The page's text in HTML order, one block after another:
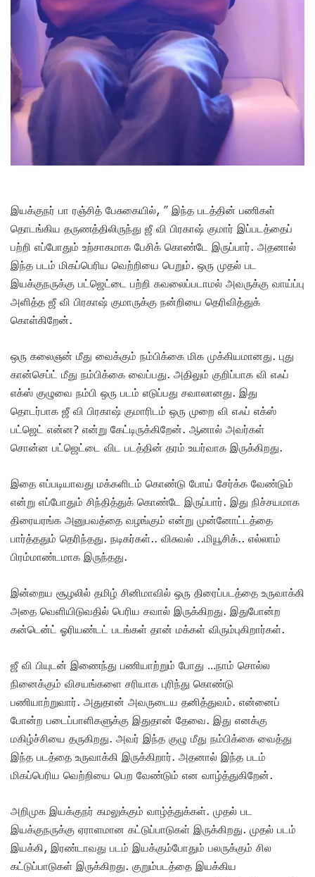
இயக்குநர் பா ரஞ்சித் பேசுகையில், ” இந்த படத்தின் பணிகள்
தொடங்கிய தருணத்திலிருந்து ஜீ வி பிரகாஷ் குமார் இப்படத்தைப்
பற்றி எப்போதும் உற்சாகமாக பேசிக் கொண்டே இருப்பார். அதனால்
இந்த படம் மிகப்பெரிய வெற்றியை பெறும். ஒரு முதல் பட
இயக்குநருக்கு பட்ஜெட்டை பற்றி கவலைப்படாமல் அவருக்கு வாய்ப்பு
அளித்த ஜீ வி பிரகாஷ் குமாருக்கு நன்றியை தெரிவித்துக்
கொள்கிறேன்.
ஒரு கலைஞன் மீது வைக்கும் நம்பிக்கை மிக முக்கியமானது. புது
கான்செப்ட் மீது நம்பிக்கை வைப்பது. அதிலும் குறிப்பாக வி எஃப்
எக்ஸ் குழுவை நம்பி ஒரு படம் எடுப்பது சவாலானது. இது
தொடர்பாக ஜீ வி பிரகாஷ் குமாரிடம் ஒரு முறை வி எஃப் எக்ஸ்
பட்ஜெட் என்ன? என்று கேட்டிருக்கிறேன். ஆனால் அவர்கள்
சொன்ன பட்ஜெட்டை விட படத்தின் தரம் உயர்வாக இருக்கிறது.
இதை எப்படியாவது மக்களிடம் கொண்டு போய் சேர்க்க வேண்டும்
என்று எப்போதும் சிந்தித்துக் கொண்டே இருப்பார். இது நிச்சயமாக
திரையரங்க அனுபவத்தை வழங்கும் என்று முன்னோட்டத்தை
பார்த்ததும் தெரிந்தது. நடிகர்கள்.. விசுவல் ..மியூசிக்.. எல்லாம்
பிரம்மாண்டமாக இருந்தது.
இன்றைய சூழலில் தமிழ் சினிமாவில் ஒரு திரைப்படத்தை உருவாக்கி
அதை வெளியிடுவதில் பெரிய சவால் இருக்கிறது. இதுபோன்ற
கன்டென்ட் ஓரியண்டட் படங்கள் தான் மக்கள் விரும்புகிறார்கள்.
ஜீ வி பியுடன் இணைந்து பணியாற்றும் போது …நாம் சொல்ல
நினைக்கும் விசயங்களை சரியாக புரிந்து கொண்டு
பணியாற்றுவார். அதுதான் அவருடைய தனித்துவம். என்னைப்
போன்ற படைப்பாளிகளுக்கு இதுதான் தேவை. இது எனக்கு
மகிழ்ச்சியை தருகிறது. அவர் இந்த குழு மீது நம்பிக்கை வைத்து
இந்த படத்தை உருவாக்கி இருக்கிறார். அதனால் இந்த படம்
மிகப்பெரிய வெற்றியை பெற வேண்டும் என வாழ்த்துகிறேன்.
அறிமுக இயக்குநர் கமலுக்கும் வாழ்த்துக்கள். முதல் பட
இயக்குநருக்கு ஏராளமான கட்டுப்பாடுகள் இருக்கிறது. முதல் படம்
இயக்கி, இரண்டாவது படம் இயக்கும்போதும் பலருக்கும் சில
கட்டுப்பாடுகள் இருக்கிறது. குறும்படத்தை இயக்கிய